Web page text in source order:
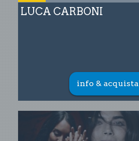
LUCA CARBONI
info & acquista